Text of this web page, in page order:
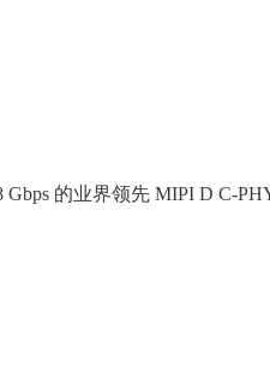
的业界领先 MIPI D C-